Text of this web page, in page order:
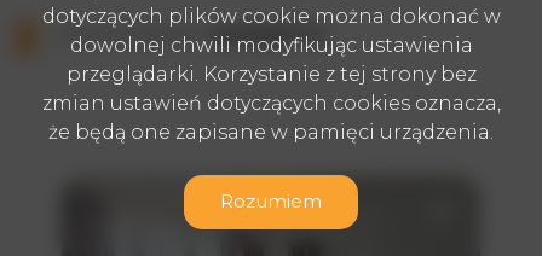
PODOBNEOFERTY
dotyczących plików cookie można dokonać w
dowolnej chwili modyfikując ustawienia
przeglądarki. Korzystanie z tej strony bez
zmian ustawień dotyczących cookies oznacza,
że będą one zapisane w pamięci urządzenia.
Rozumiem